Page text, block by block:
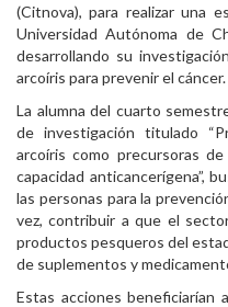
(Citnova), para realizar una
Universidad Autónoma de
desarrollando su
arcoíris para prevenir el cáncer.
La alumna del cuarto
de investigación titulado
arcoíris como precursoras
capacidad anticancerígena”,
las personas para la
vez, contribuir a que el
productos pesqueros del
de suplementos y
Estas acciones beneficiarían